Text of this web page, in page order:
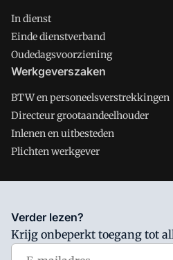
In dienst
Einde dienstverband
Oudedagsvoorziening
Werkgeverszaken
BTW en personeelsverstrekkingen
Directeur grootaandeelhouder
Inlenen en uitbesteden
Plichten werkgever
Salarisnet is onderdeel van VMN
waar VMN media voor staat. Op
volgende regelingen van
Verder lezen?
Krijg onbeperkt toegang tot